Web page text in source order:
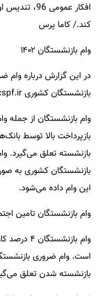
کند./ کاما پرس
وام بازنشستگان ۱۴۰۲
در این گزارش درباره
بازنشستگان کشوری www.cspf.ir بیشتر بخوانید.
وام بازنشستگان از جمله
بازپرداخت بالا توسط
بازنشسته تعلق می‌گیرد.
بازنشستگان کشوری به
این وام داده می‌شود.
وام بازنشستگان تامین
است. وام ضروری
بازنشسته شدن تعلق